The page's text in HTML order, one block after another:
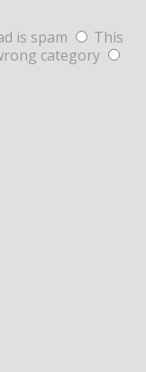
is spam
This
category